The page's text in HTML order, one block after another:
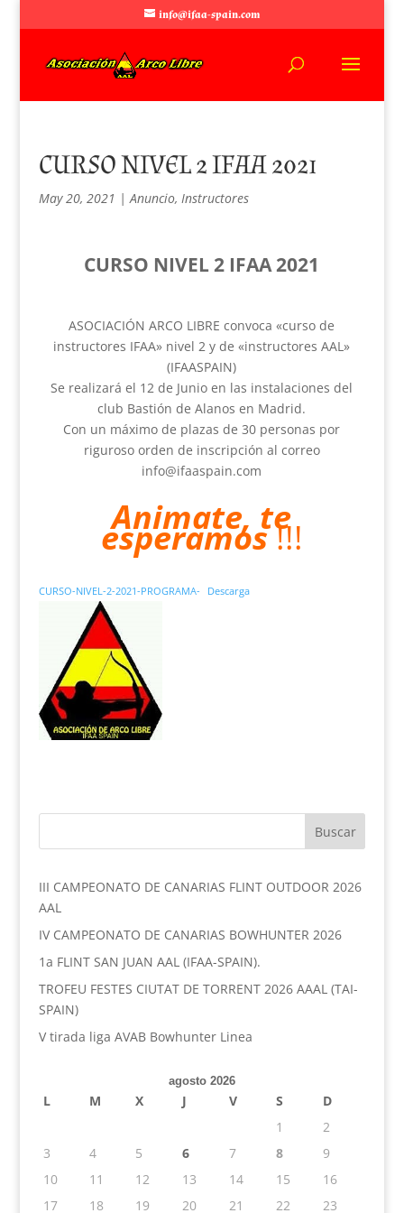
info@ifaa-spain.com
CURSO NIVEL 2 IFAA 2021
May 20, 2021 |Anuncio, Instructores
CURSO NIVEL 2 IFAA 2021
ASOCIACIÓN ARCO LIBRE convoca «curso de
instructores IFAA» nivel 2 y de «instructores AAL»
(IFAASPAIN)
Se realizará el 12 de Junio en las instalaciones del
club Bastión de Alanos en Madrid.
Con un máximo de plazas de 30 personas por
riguroso orden de inscripción al correo
info@ifaaspain.com
Animate, te
esperamos!!!
CURSO-NIVEL-2-2021-PROGRAMA- Descarga
III CAMPEONATO DE CANARIAS FLINT OUTDOOR 2026
AAL
IV CAMPEONATO DE CANARIAS BOWHUNTER 2026
1a FLINT SAN JUAN AAL (IFAA-SPAIN).
TROFEU FESTES CIUTAT DE TORRENT 2026 AAAL (TAI-
SPAIN)
V tirada liga AVAB Bowhunter Linea
agosto 2026
L M X J V S
D
1
2
3
4 5 6 7 8
9
10
11 12 13 14 15
16
17
18 19 20 21 22 23